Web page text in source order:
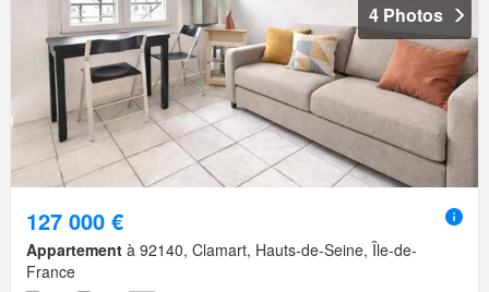
4 Photos
127 000 €
Appartement à 92140, Clamart, Hauts-de-Seine, Île-de-
France